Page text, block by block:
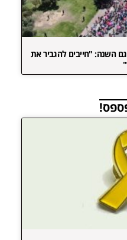
השנה: "חייבים להגביר את